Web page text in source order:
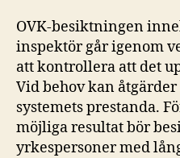
OVK-besiktningen
inspektör går igenom
att kontrollera att det
Vid behov kan
systemets prestanda.
möjliga resultat bör
yrkespersoner med